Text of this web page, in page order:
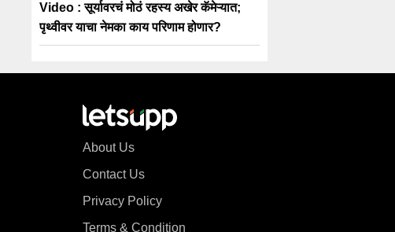
Video : सूर्यावरचं मोठं रहस्य अखेर कॅमेऱ्यात;
पृथ्वीवर याचा नेमका काय परिणाम होणार?
About Us
Contact Us
Privacy Policy
Terms & Condition